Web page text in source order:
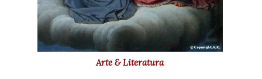
Arte & Literatura